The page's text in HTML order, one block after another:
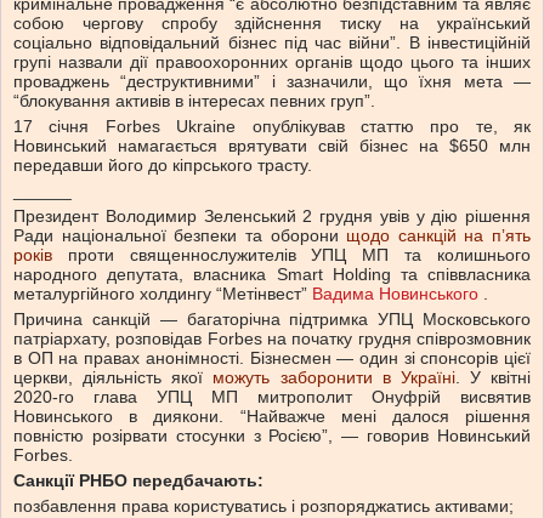
кримінальне провадження “є абсолютно безпідставним та являє
собою чергову спробу здійснення тиску на український
соціально відповідальний бізнес під час війни”. В інвестиційній
групі назвали дії правоохоронних органів щодо цього та інших
проваджень “деструктивними” і зазначили, що їхня мета —
“блокування активів в інтересах певних груп”.
17 січня Forbes Ukraine опублікував статтю про те, як
Новинський намагається врятувати свій бізнес на $650 млн
передавши його до кіпрського трасту.
Президент Володимир Зеленський 2 грудня увів у дію рішення
Ради національної безпеки та оборони щодо санкцій на пʼять
років проти священнослужителів УПЦ МП та колишнього
народного депутата, власника Smart Holding та співвласника
металургійного холдингу “Метінвест” Вадима Новинського .
Причина санкцій — багаторічна підтримка УПЦ Московського
патріархату, розповідав Forbes на початку грудня співрозмовник
в ОП на правах анонімності. Бізнесмен — один зі спонсорів цієї
церкви, діяльність якої можуть заборонити в Україні. У квітні
2020-го глава УПЦ МП митрополит Онуфрій висвятив
Новинського в диякони. “Найважче мені далося рішення
повністю розірвати стосунки з Росією”, — говорив Новинський
Forbes.
Санкції РНБО передбачають:
позбавлення права користуватись і розпоряджатись активами;